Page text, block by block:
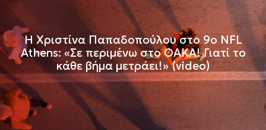
Η Χριστίνα Παπαδοπούλου στο 9o NFL
Athens: «Σε περιμένω στο ΟΑΚΑ! Γιατί το
κάθε βήμα μετράει!» (video)